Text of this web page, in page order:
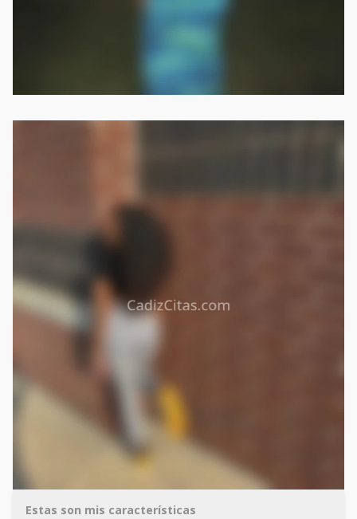
Estas son mis características